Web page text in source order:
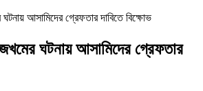
ঘটনায় আসামিদের গ্রেফতার